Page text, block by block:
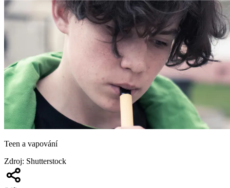
Teen a vapování
Zdroj: Shutterstock